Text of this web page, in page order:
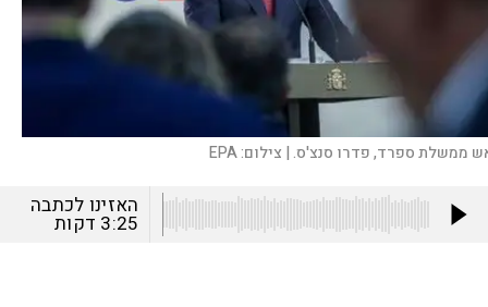
ממשלת ספרד, פדרו סנצ'ס. | צילום:EPA
האזינו לכתבה
3:25 דקות